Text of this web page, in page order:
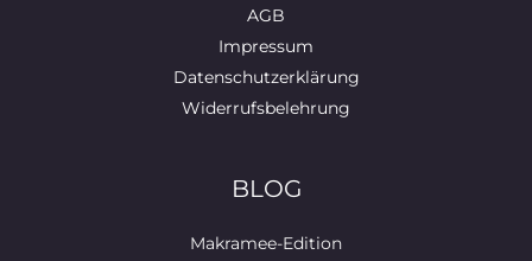
AGB
Impressum
Datenschutzerklärung
Widerrufsbelehrung
BLOG
Makramee-Edition